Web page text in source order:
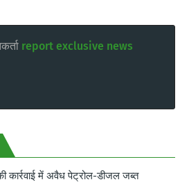
report exclusive news
कार्रवाई में अवैध पेट्रोल-डीजल जब्त